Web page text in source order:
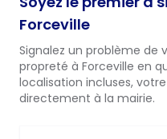
Forceville
Signalez un problème de
propreté à Forceville en
localisation incluses,
directement à la mairie.